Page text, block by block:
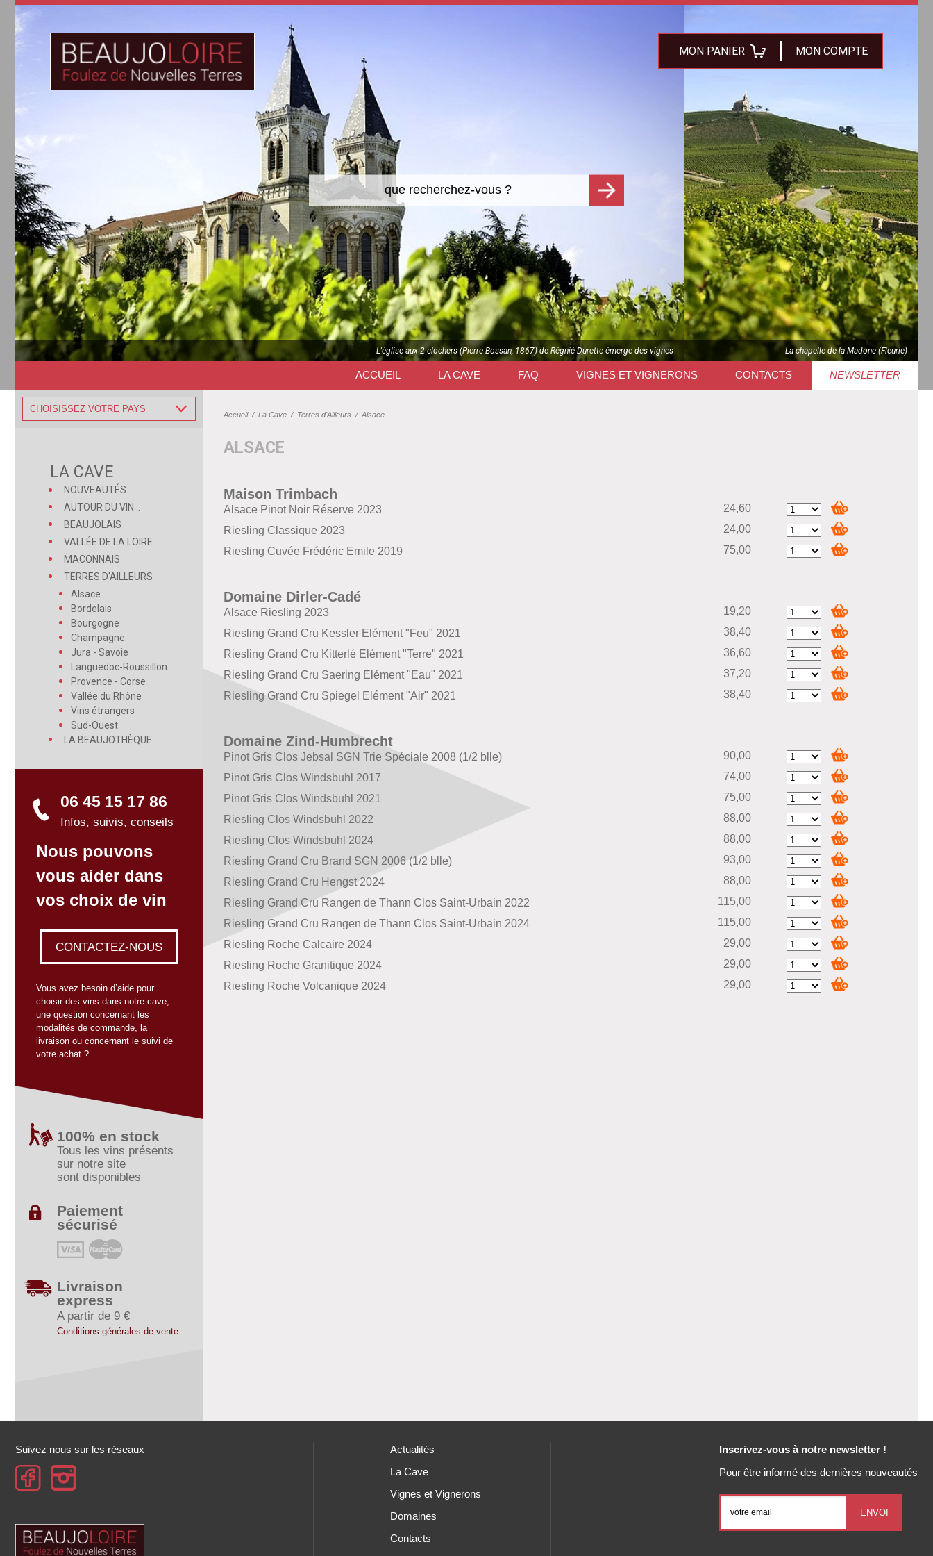
MON PANIER MON COMPTE
L'église aux 2 clochers (Pierre Bossan, 1867) de Régnié-Durette émerge des vignes La chapelle de la Madone (Fleurie)
ACCUEIL LA CAVE FAQ VIGNES ET VIGNERONS CONTACTS NEWSLETTER
CHOISISSEZ VOTRE PAYS
LA CAVE
NOUVEAUTÉS
AUTOUR DU VIN...
BEAUJOLAIS
VALLÉE DE LA LOIRE
MACONNAIS
TERRES D'AILLEURS
Alsace
Bordelais
Bourgogne
Champagne
Jura - Savoie
Languedoc-Roussillon
Provence - Corse
Vallée du Rhône
Vins étrangers
Sud-Ouest
LA BEAUJOTHÈQUE
06 45 15 17 86
Infos, suivis, conseils
Nous pouvons
vous aider dans
vos choix de vin
CONTACTEZ-NOUS
Vous avez besoin d’aide pour
choisir des vins dans notre cave,
une question concernant les
modalités de commande, la
livraison ou concernant le suivi de
votre achat ?
100% en stock
Tous les vins présents
sur notre site
sont disponibles
Paiement
sécurisé
Livraison
express
A partir de 9 €
Conditions générales de vente
Accueil/ La Cave / Terres d'Ailleurs / Alsace
ALSACE
Maison Trimbach
Alsace Pinot Noir Réserve 2023
24,60
Riesling Classique 2023
24,00
Riesling Cuvée Frédéric Emile 2019
75,00
Domaine Dirler-Cadé
Alsace Riesling 2023
19,20
Riesling Grand Cru Kessler Elément "Feu" 2021
38,40
Riesling Grand Cru Kitterlé Elément "Terre" 2021
36,60
Riesling Grand Cru Saering Elément "Eau" 2021
37,20
Riesling Grand Cru Spiegel Elément "Air" 2021
38,40
Domaine Zind-Humbrecht
Pinot Gris Clos Jebsal SGN Trie Spéciale 2008 (1/2 blle)
90,00
Pinot Gris Clos Windsbuhl 2017
74,00
Pinot Gris Clos Windsbuhl 2021
75,00
Riesling Clos Windsbuhl 2022
88,00
Riesling Clos Windsbuhl 2024
88,00
Riesling Grand Cru Brand SGN 2006 (1/2 blle)
93,00
Riesling Grand Cru Hengst 2024
88,00
Riesling Grand Cru Rangen de Thann Clos Saint-Urbain 2022
115,00
Riesling Grand Cru Rangen de Thann Clos Saint-Urbain 2024
115,00
Riesling Roche Calcaire 2024
29,00
Riesling Roche Granitique 2024
29,00
Riesling Roche Volcanique 2024
29,00
Actualités
La Cave
Vignes et Vignerons
Domaines
Contacts
Suivez nous sur les réseaux
Inscrivez-vous à notre newsletter !
Pour être informé des dernières nouveautés